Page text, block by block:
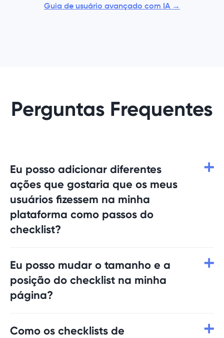
Guia de usuário avançado com IA →
Perguntas Frequentes
Eu posso adicionar diferentes
ações que gostaria que os meus
usuários fizessem na minha
plataforma como passos do
checklist?
personalizados como atributos para a
UserGuiding e adicioná-los ao seu checklist.
Dessa forma, quando um usuário concluí-lo,
o passo será automaticamente marcado
Eu posso mudar o tamanho e a
posição do checklist na minha
página?
nas configurações. Para alterar seu
Como os checklists de